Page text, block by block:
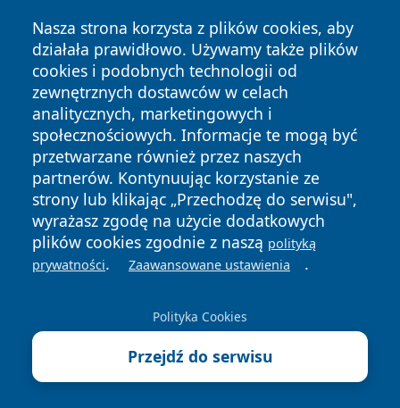
Nasza strona korzysta z plików cookies, aby
działała prawidłowo. Używamy także plików
cookies i podobnych technologii od
zewnętrznych dostawców w celach
analitycznych, marketingowych i
społecznościowych. Informacje te mogą być
przetwarzane również przez naszych
partnerów. Kontynuując korzystanie ze
strony lub klikając „Przechodzę do serwisu",
wyrażasz zgodę na użycie dodatkowych
plików cookies zgodnie z naszą polityką
prywatności. Zaawansowane ustawienia .
Polityka Cookies
Przejdź do serwisu
Copyright © 2026 zywieconline.pl Wszystkie prawa
zastrzeżone.
News Autorzy
Polityka
Prywatności
Polityka
Cookies